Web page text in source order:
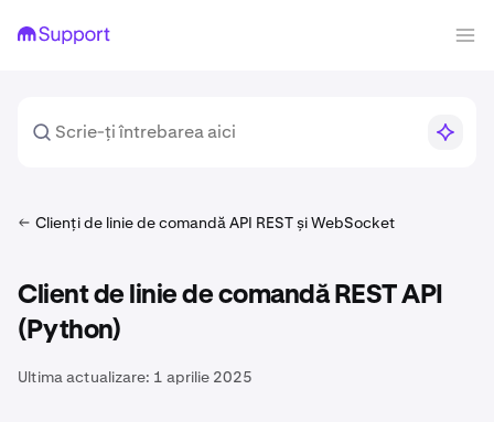
Clienți de linie de comandă API REST și WebSocket
Client de linie de comandă REST API
(Python)
Ultima actualizare: 1 aprilie 2025